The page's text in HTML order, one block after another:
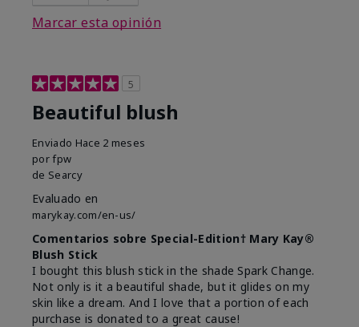
Marcar esta opinión
5
Beautiful blush
Enviado Hace 2 meses
porfpw
de Searcy
Evaluado en
marykay.com/en-us/
Comentarios sobre Special-Edition† Mary Kay®
Blush Stick
I bought this blush stick in the shade Spark Change.
Not only is it a beautiful shade, but it glides on my
skin like a dream. And I love that a portion of each
purchase is donated to a great cause!